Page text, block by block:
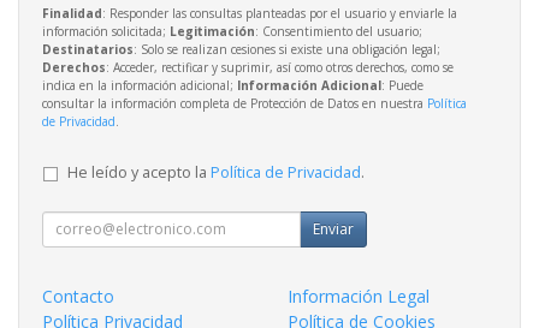
Finalidad: Responder las consultas planteadas por el usuario y enviarle la
información solicitada; Legitimación: Consentimiento del usuario;
Destinatarios: Solo se realizan cesiones si existe una obligación legal;
Derechos: Acceder, rectificar y suprimir, así como otros derechos, como se
indica en la información adicional; Información Adicional: Puede
consultar la información completa de Protección de Datos en nuestra Política
de Privacidad
He leído y acepto la Política de Privacidad.
Enviar
Contacto
Información Legal
Política Privacidad
Política de Cookies